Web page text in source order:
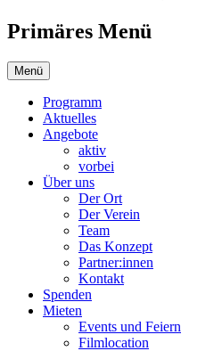
Primäres Menü
Menü
Programm
Aktuelles
Angebote
aktiv
vorbei
Über uns
Der Ort
Der Verein
Team
Das Konzept
Partner:innen
Kontakt
Spenden
Mieten
Events und Feiern
Filmlocation